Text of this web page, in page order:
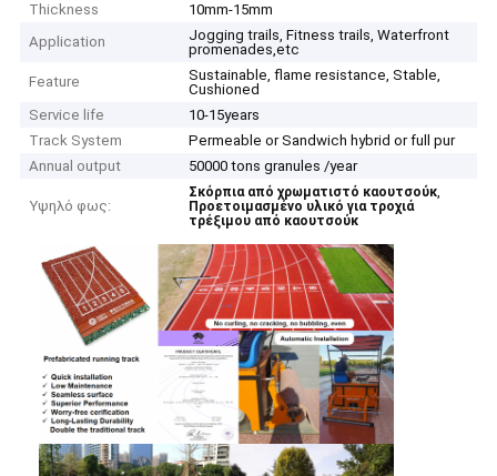
Thickness
10mm-15mm
Application
Jogging trails, Fitness trails, Waterfront
promenades,etc
Feature
Sustainable, flame resistance, Stable,
Cushioned
Service life
10-15years
Track System
Permeable or Sandwich hybrid or full pur
Annual output
50000 tons granules /year
Υψηλό φως:
Σκόρπια από χρωματιστό καουτσούκ,
Προετοιμασμένο υλικό για τροχιά
τρέξιμου από καουτσούκ